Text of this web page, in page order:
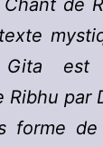
de
est
Ribhu par
forme